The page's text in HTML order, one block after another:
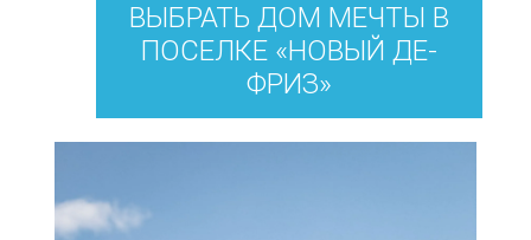
ВЫБРАТЬ ДОМ МЕЧТЫ В
ПОСЕЛКЕ «НОВЫЙ ДЕ-
ФРИЗ»